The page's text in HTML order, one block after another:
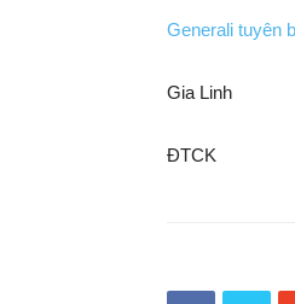
Generali tuyên
Gia Linh
ĐTCK